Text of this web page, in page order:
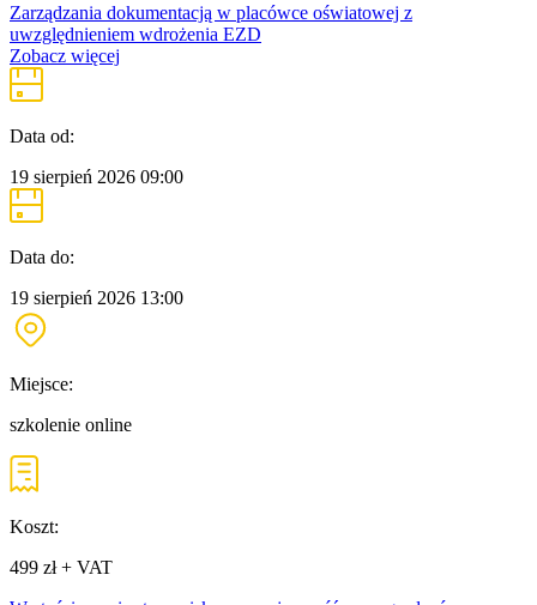
Zarządzania dokumentacją w placówce oświatowej z
uwzględnieniem wdrożenia EZD
Zobacz więcej
Data od:
19 sierpień 2026 09:00
Data do:
19 sierpień 2026 13:00
Miejsce:
szkolenie online
Koszt:
499 zł + VAT